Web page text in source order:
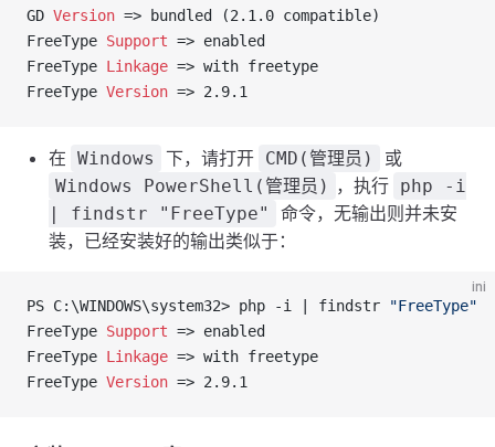
GD Version => bundled (2.1.0 compatible)
FreeType Support => enabled
FreeType Linkage => with freetype
FreeType Version => 2.9.1
在 Windows 下，请打开 CMD(管理员) 或
Windows PowerShell(管理员) ，执行 php -i
| findstr "FreeType"
命令，无输出则并未安
装，已经安装好的输出类似于：
ini
PS C:\WINDOWS\system32> php -i | findstr
"FreeType"
FreeType Support => enabled
FreeType Linkage => with freetype
FreeType Version => 2.9.1